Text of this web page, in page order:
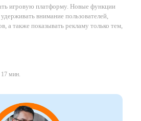
игровую платформу. Новые функции
внимание пользователей,
а также показывать рекламу только тем,
17 мин.